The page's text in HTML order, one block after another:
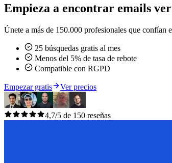
Empieza a encontrar emails
Únete a más de 150.000 profesionales que confían
25 búsquedas gratis al mes
Menos del 5% de tasa de rebote
Compatible con RGPD
Empezar gratis Ver precios
4,7/5 de 150 reseñas